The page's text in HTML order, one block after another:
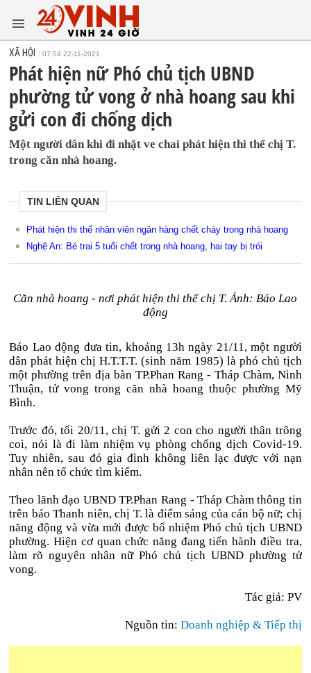
XÃ HỘI 07:54 22-11-2021
Phát hiện nữ Phó chủ tịch UBND
phường tử vong ở nhà hoang sau khi
gửi con đi chống dịch
Một người dân khi đi nhặt ve chai phát hiện thi thể chị T.
trong căn nhà hoang.
TIN LIÊN QUAN
Phát hiện thi thể nhân viên ngân hàng chết cháy trong nhà hoang
Nghệ An: Bé trai 5 tuổi chết trong nhà hoang, hai tay bị trói
Căn nhà hoang - nơi phát hiện thi thể chị T. Ảnh: Báo Lao
động
Báo Lao động đưa tin, khoảng 13h ngày 21/11, một người
dân phát hiện chị H.T.T.T. (sinh năm 1985) là phó chủ tịch
một phường trên địa bàn TP.Phan Rang - Tháp Chàm, Ninh
Thuận, tử vong trong căn nhà hoang thuộc phường Mỹ
Bình.
Trước đó, tối 20/11, chị T. gửi 2 con cho người thân trông
coi, nói là đi làm nhiệm vụ phòng chống dịch Covid-19.
Tuy nhiên, sau đó gia đình không liên lạc được với nạn
nhân nên tổ chức tìm kiếm.
Theo lãnh đạo UBND TP.Phan Rang - Tháp Chàm thông tin
trên báo Thanh niên, chị T. là điểm sáng của cán bộ nữ; chị
năng động và vừa mới được bổ nhiệm Phó chủ tịch UBND
phường. Hiện cơ quan chức năng đang tiến hành điều tra,
làm rõ nguyên nhân nữ Phó chủ tịch UBND phường tử
vong.
Tác giả: PV
Nguồn tin: Doanh nghiệp & Tiếp thị